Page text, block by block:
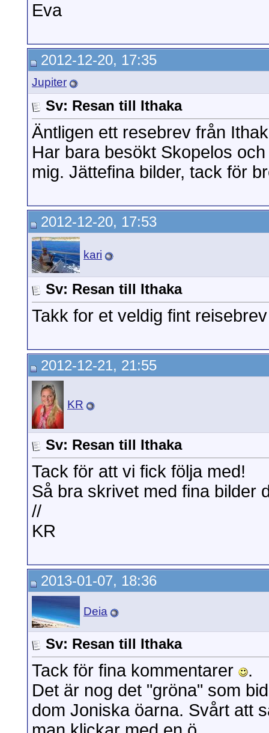
Eva
2012-12-20, 17:35
Jupiter
Sv: Resan till Ithaka
Äntligen ett resebrev från
Har bara besökt Skopelos
mig. Jättefina bilder, tack för
2012-12-20, 17:53
kari
Sv: Resan till Ithaka
Takk for et veldig fint
2012-12-21, 21:55
KR
Sv: Resan till Ithaka
Tack för att vi fick följa med!
Så bra skrivet med fina bilder
//
KR
2013-01-07, 18:36
Deia
Sv: Resan till Ithaka
Tack för fina kommentarer
.
Det är nog det "gröna" som
dom Joniska öarna. Svårt att